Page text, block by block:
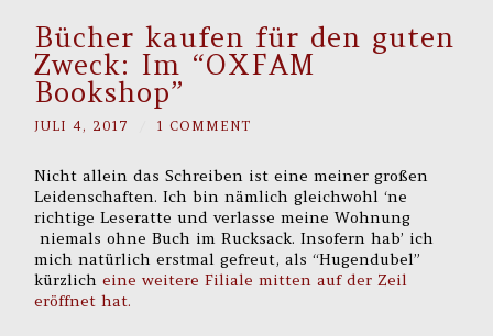
Bücher kaufen für den guten
Zweck: Im “OXFAM
Bookshop”
JULI 4, 2017 1 COMMENT
Nicht allein das Schreiben ist eine meiner großen
Leidenschaften. Ich bin nämlich gleichwohl ‘ne
richtige Leseratte und verlasse meine Wohnung
niemals ohne Buch im Rucksack. Insofern hab’ ich
mich natürlich erstmal gefreut, als “Hugendubel”
kürzlicheine weitere Filiale mitten auf der Zeil
eröffnet hat.